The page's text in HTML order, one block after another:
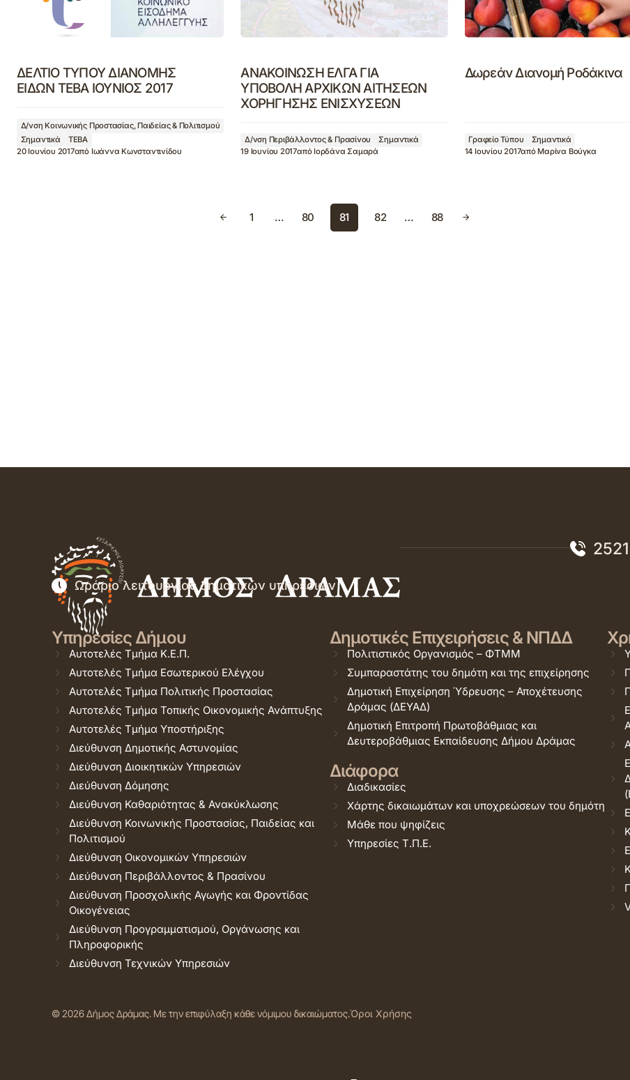
ΔΕΛΤΙΟ ΤΥΠΟΥ ΔΙΑΝΟΜΗΣ
ΕΙΔΩΝ ΤΕΒΑ ΙΟΥΝΙΟΣ 2017
Δ/νση Κοινωνικής Προστασίας, Παιδείας & Πολιτισμού
Σημαντικά
ΤΕΒΑ
20 Ιουνίου 2017από Ιωάννα Κωνσταντινίδου
ΑΝΑΚΟΙΝΩΣΗ ΕΛΓΑ ΓΙΑ
ΥΠΟΒΟΛΗ ΑΡΧΙΚΩΝ ΑΙΤΗΣΕΩΝ
ΧΟΡΗΓΗΣΗΣ ΕΝΙΣΧΥΣΕΩΝ
Δ/νση Περιβάλλοντος & Πρασίνου
Σημαντικά
19 Ιουνίου 2017από Ιορδάνα Σαμαρά
Δωρεάν Διανομή Ροδάκινα
Γραφείο Τύπου
Σημαντικά
14 Ιουνίου 2017από Μαρίνα Βούγκα
1 … 80 81 82 … 88
Ωράριο λειτουργίας δημοτικών υπηρεσιών
Υπηρεσίες Δήμου
Αυτοτελές Τμήμα Κ.Ε.Π.
Αυτοτελές Τμήμα Εσωτερικού Ελέγχου
Αυτοτελές Τμήμα Πολιτικής Προστασίας
Αυτοτελές Τμήμα Τοπικής Οικονομικής Ανάπτυξης
Αυτοτελές Τμήμα Υποστήριξης
Διεύθυνση Δημοτικής Αστυνομίας
Διεύθυνση Διοικητικών Υπηρεσιών
Διεύθυνση Δόμησης
Διεύθυνση Καθαριότητας & Ανακύκλωσης
Διεύθυνση Κοινωνικής Προστασίας, Παιδείας και
Πολιτισμού
Διεύθυνση Οικονομικών Υπηρεσιών
Διεύθυνση Περιβάλλοντος & Πρασίνου
Διεύθυνση Προσχολικής Αγωγής και Φροντίδας
Οικογένειας
Διεύθυνση Προγραμματισμού, Οργάνωσης και
Πληροφορικής
Διεύθυνση Τεχνικών Υπηρεσιών
Δημοτικές Επιχειρήσεις & ΝΠΔΔ
Πολιτιστικός Οργανισμός – ΦΤΜΜ
Συμπαραστάτης του δημότη και της επιχείρησης
Δημοτική Επιχείρηση Ύδρευσης – Αποχέτευσης
Δράμας (ΔΕΥΑΔ)
Δημοτική Επιτροπή Πρωτοβάθμιας και
Δευτεροβάθμιας Εκπαίδευσης Δήμου Δράμας
Διάφορα
Διαδικασίες
Χάρτης δικαιωμάτων και υποχρεώσεων του δημότη
Μάθε που ψηφίζεις
Υπηρεσίες Τ.Π.Ε.
© 2026 Δήμος Δράμας. Με την επιφύλαξη κάθε νόμιμου δικαιώματος.Όροι Χρήσης